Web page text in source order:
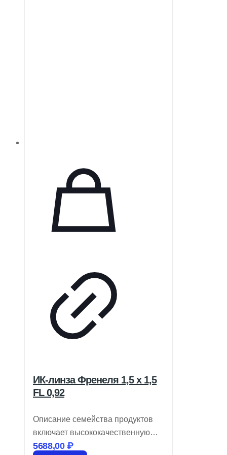
ИК-линза Френеля 1,5 x 1,5
FL 0,92
Описание семейства продуктов
включает высококачественную
оптику для инфракрасных
5688,00₽